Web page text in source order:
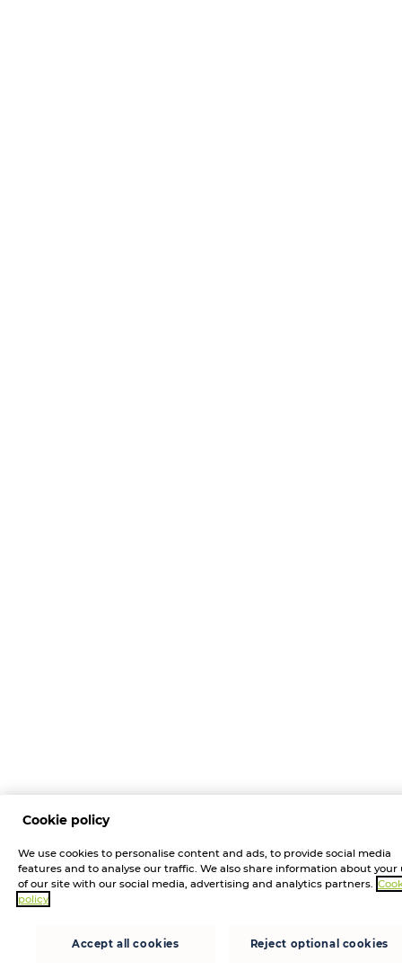
Cookie policy
We use cookies to personalise content and ads, to provide social media
features and to analyse our traffic. We also share information about your
of our site with our social media, advertising and analytics partners.
policy
Accept all cookies Reject optional cookies